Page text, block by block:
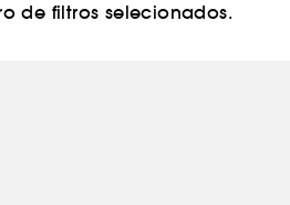
de filtros selecionados.